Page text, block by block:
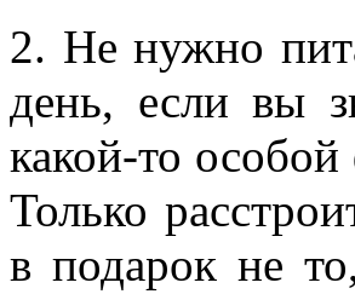
2. Не нужно
день, если вы
какой-то
Только
в подарок не